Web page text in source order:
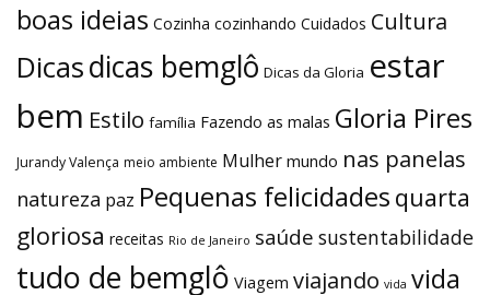
boas ideias Cozinha cozinhando Cuidados Cultura
Dicasdicas bemglô Dicas da Gloria estar
bem Estilo família Fazendo as malas Gloria Pires
Jurandy Valença meio ambiente Mulher mundo nas panelas
natureza paz Pequenas felicidades quarta
gloriosa receitas Rio de Janeiro saúde sustentabilidade
tudo de bemglô Viagem viajando vida vida